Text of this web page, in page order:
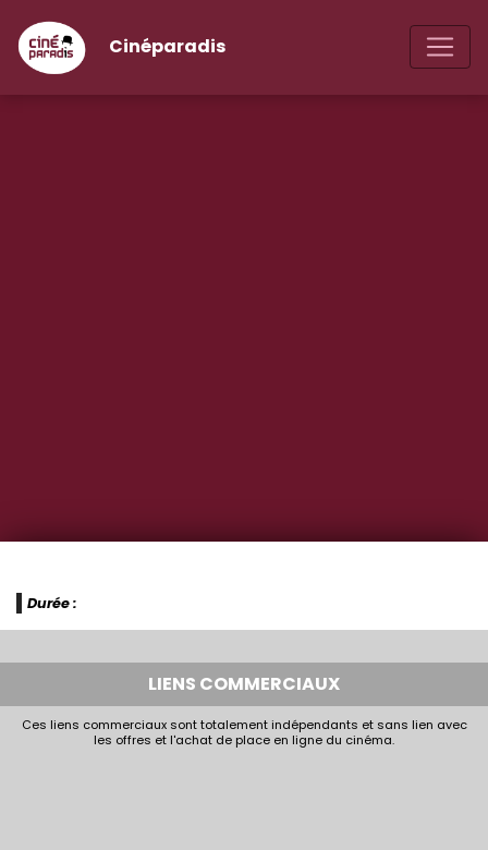
Cinéparadis
Durée :
LIENS COMMERCIAUX
Ces liens commerciaux sont totalement indépendants et sans lien avec
les offres et l'achat de place en ligne du cinéma.